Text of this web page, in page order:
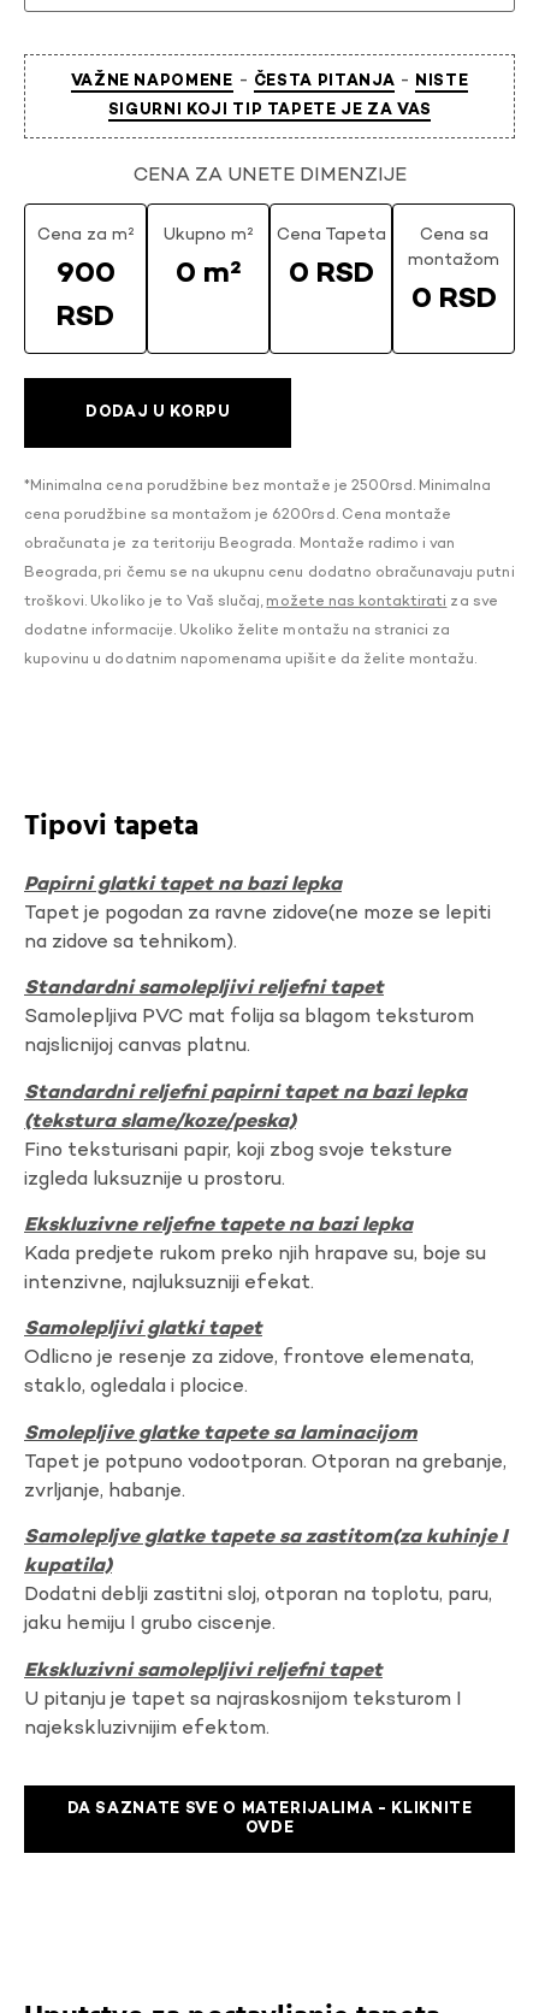
VAŽNE NAPOMENE - ČESTA PITANJA - NISTE
SIGURNI KOJI TIP TAPETE JE ZA VAS
CENA ZA UNETE DIMENZIJE
Cena za m²
900
RSD
Ukupno m²
0 m²
Cena Tapeta
0 RSD
Cena sa
montažom
0 RSD
DODAJ U KORPU
*Minimalna cena porudžbine bez montaže je 2500rsd. Minimalna
cena porudžbine sa montažom je 6200rsd. Cena montaže
obračunata je za teritoriju Beograda. Montaže radimo i van
Beograda, pri čemu se na ukupnu cenu dodatno obračunavaju putni
troškovi. Ukoliko je to Vaš slučaj, možete nas kontaktirati za sve
dodatne informacije. Ukoliko želite montažu na stranici za
kupovinu u dodatnim napomenama upišite da želite montažu.
Tipovi tapeta
Papirni glatki tapet na bazi lepka
Tapet je pogodan za ravne zidove(ne moze se lepiti
na zidove sa tehnikom).
Standardni samolepljivi reljefni tapet
Samolepljiva PVC mat folija sa blagom teksturom
najslicnijoj canvas platnu.
Standardni reljefni papirni tapet na bazi lepka
(tekstura slame/koze/peska)
Fino teksturisani papir, koji zbog svoje teksture
izgleda luksuznije u prostoru.
Ekskluzivne reljefne tapete na bazi lepka
Kada predjete rukom preko njih hrapave su, boje su
intenzivne, najluksuzniji efekat.
Samolepljivi glatki tapet
Odlicno je resenje za zidove, frontove elemenata,
staklo, ogledala i plocice.
Smolepljive glatke tapete sa laminacijom
Tapet je potpuno vodootporan. Otporan na grebanje,
zvrljanje, habanje.
Samolepljve glatke tapete sa zastitom(za kuhinje I
kupatila)
Dodatni deblji zastitni sloj, otporan na toplotu, paru,
jaku hemiju I grubo ciscenje.
Ekskluzivni samolepljivi reljefni tapet
U pitanju je tapet sa najraskosnijom teksturom I
najekskluzivnijim efektom.
DA SAZNATE SVE O MATERIJALIMA - KLIKNITE
OVDE